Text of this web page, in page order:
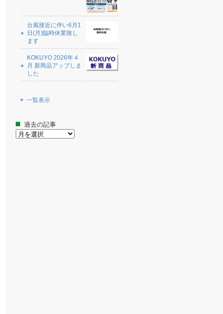
台風接近に伴い6月1
日(月)臨時休業致し
ます
KOKUYO 2026年４
月 新商品アップしま
した
一覧表示
過去の記事
過